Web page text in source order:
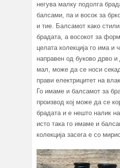
негува малку подолга
балсами, па и восок за
и тие. Балсамот како
брадата, а восокот за
целата колекција го има и
направен од буково дрво и
мал, може да се носи
прави електрицитет на
Го имаме и балсамот за
производ кој може да се
брадата и е нешто налик на
исто така го имаме и
колекција засега е со